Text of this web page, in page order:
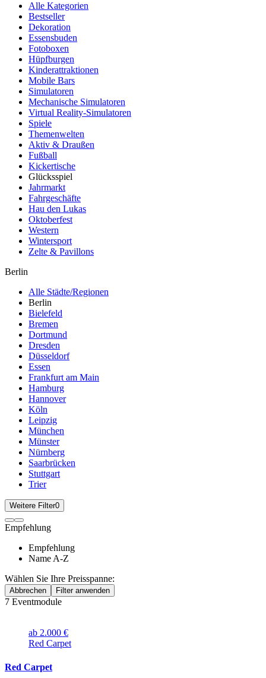
Alle Kategorien
Bestseller
Dekoration
Essensbuden
Fotoboxen
Hüpfburgen
Kinderattraktionen
Mobile Bars
Simulatoren
Mechanische Simulatoren
Virtual Reality-Simulatoren
Spiele
Themenwelten
Aktiv & Draußen
Fußball
Kickertische
Glücksspiel
Jahrmarkt
Fahrgeschäfte
Hau den Lukas
Oktoberfest
Western
Wintersport
Zelte & Pavillons
Berlin
Alle Städte/Regionen
Berlin
Bielefeld
Bremen
Dortmund
Dresden
Düsseldorf
Essen
Frankfurt am Main
Hamburg
Hannover
Köln
Leipzig
München
Münster
Nürnberg
Saarbrücken
Stuttgart
Trier
Weitere Filter0
Empfehlung
Empfehlung
Name A-Z
Wählen Sie Ihre Preisspanne:
Abbrechen Filter anwenden
7 Eventmodule
ab 2.000 €
Red Carpet
Red Carpet